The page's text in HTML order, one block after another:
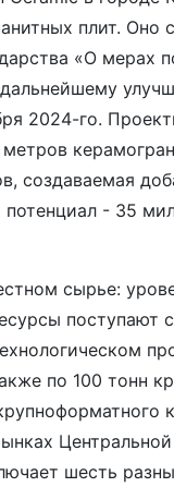
плит. Оно
«О мерах
2024-го.
создаваемая
- 35
сырье:
поступают с
по 100 тонн
шесть